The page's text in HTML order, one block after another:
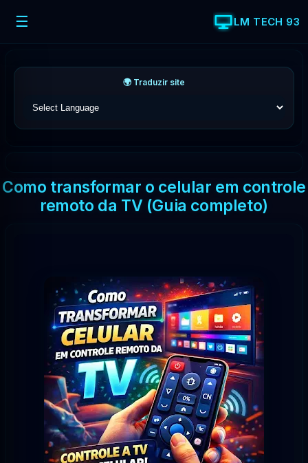
☰ LM TECH 93
🌍 Traduzir site
Como transformar o celular em controle
remoto da TV (Guia completo)